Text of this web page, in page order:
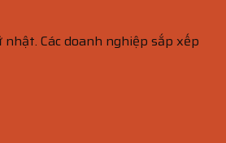
Các doanh nghiệp sắp xếp